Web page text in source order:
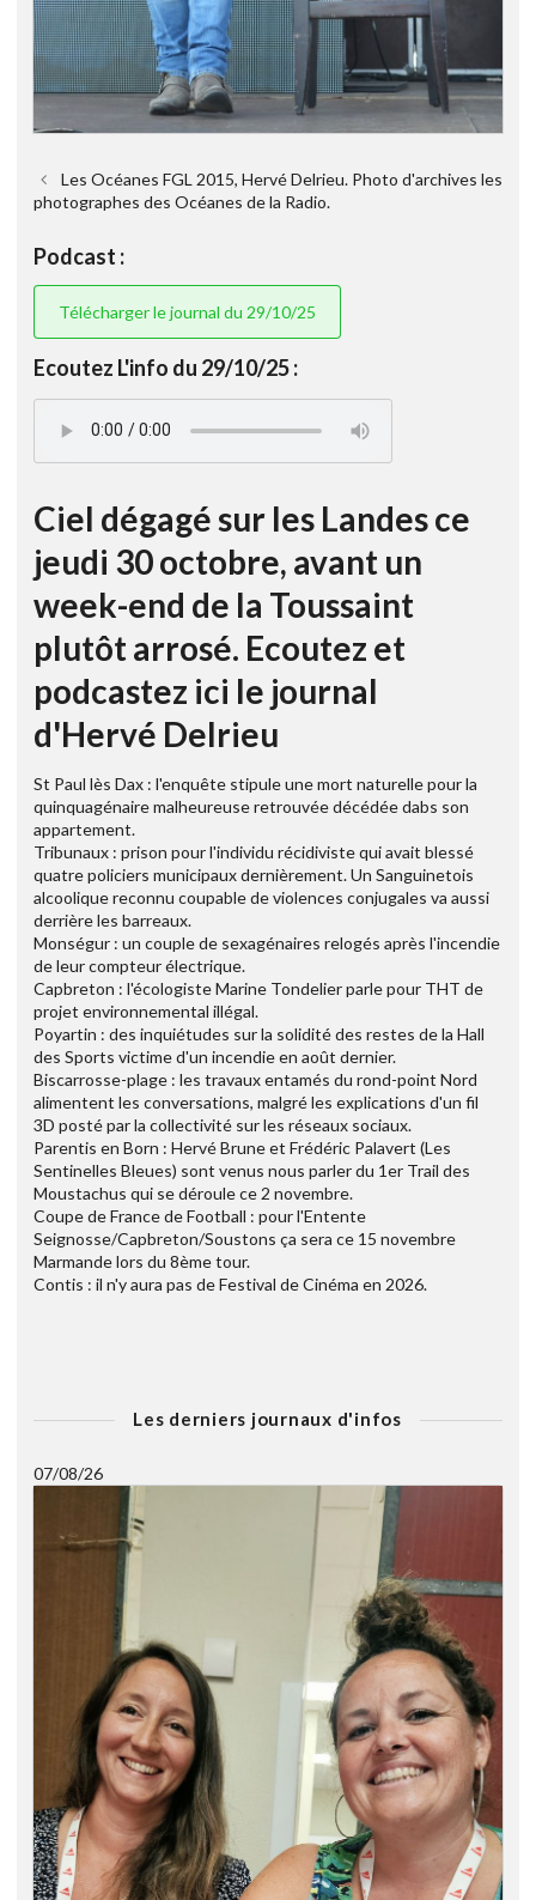
Les Océanes FGL 2015, Hervé Delrieu. Photo d'archives les
photographes des Océanes de la Radio.
Podcast :
Télécharger le journal du 29/10/25
Ecoutez L'info du 29/10/25 :
Ciel dégagé sur les Landes ce
jeudi 30 octobre, avant un
week-end de la Toussaint
plutôt arrosé. Ecoutez et
podcastez ici le journal
d'Hervé Delrieu
St Paul lès Dax : l'enquête stipule une mort naturelle pour la
quinquagénaire malheureuse retrouvée décédée dabs son
appartement.
Tribunaux : prison pour l'individu récidiviste qui avait blessé
quatre policiers municipaux dernièrement. Un Sanguinetois
alcoolique reconnu coupable de violences conjugales va aussi
derrière les barreaux.
Monségur : un couple de sexagénaires relogés après l'incendie
de leur compteur électrique.
Capbreton : l'écologiste Marine Tondelier parle pour THT de
projet environnemental illégal.
Poyartin : des inquiétudes sur la solidité des restes de la Hall
des Sports victime d'un incendie en août dernier.
Biscarrosse-plage : les travaux entamés du rond-point Nord
alimentent les conversations, malgré les explications d'un fil
3D posté par la collectivité sur les réseaux sociaux.
Parentis en Born : Hervé Brune et Frédéric Palavert (Les
Sentinelles Bleues) sont venus nous parler du 1er Trail des
Moustachus qui se déroule ce 2 novembre.
Coupe de France de Football : pour l'Entente
Seignosse/Capbreton/Soustons ça sera ce 15 novembre
Marmande lors du 8ème tour.
Contis : il n'y aura pas de Festival de Cinéma en 2026.
Les derniers journaux d'infos
07/08/26